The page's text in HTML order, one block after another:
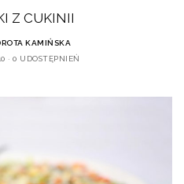
Z CUKINII
KAMIŃSKA
0 UDOSTĘPNIEŃ